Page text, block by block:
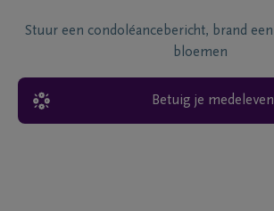
Stuur een condoléancebericht, brand
bloemen
Betuig je medeleven